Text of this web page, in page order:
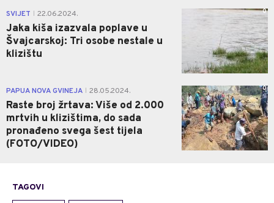
SVIJET 22.06.2024.
Jaka kiša izazvala poplave u
Švajcarskoj: Tri osobe nestale u
klizištu
0
PAPUA NOVA GVINEJA 28.05.2024.
Raste broj žrtava: Više od 2.000
mrtvih u klizištima, do sada
pronađeno svega šest tijela
(FOTO/VIDEO)
0
TAGOVI